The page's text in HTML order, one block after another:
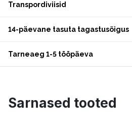
Transpordiviisid
14-päevane tasuta tagastusõigus
Tarneaeg 1-5 tööpäeva
Sarnased tooted